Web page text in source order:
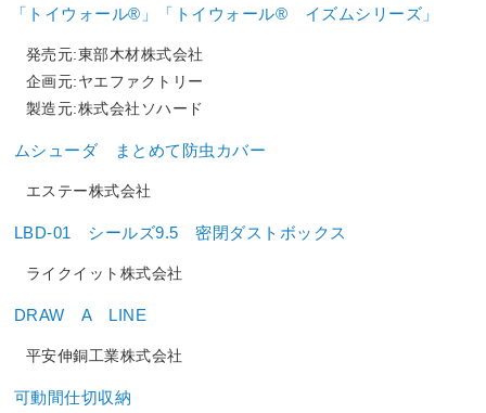
「トイウォール®」「トイウォール® イズムシリーズ」
発売元:東部木材株式会社
企画元:ヤエファクトリー
製造元:株式会社ソハード
ムシューダ まとめて防虫カバー
エステー株式会社
LBD-01 シールズ9.5 密閉ダストボックス
ライクイット株式会社
DRAW A LINE
平安伸銅工業株式会社
可動間仕切収納